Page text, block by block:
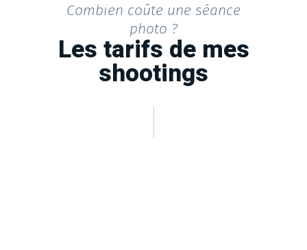
Combien coûte une séance
photo ?
Les tarifs de mes
shootings